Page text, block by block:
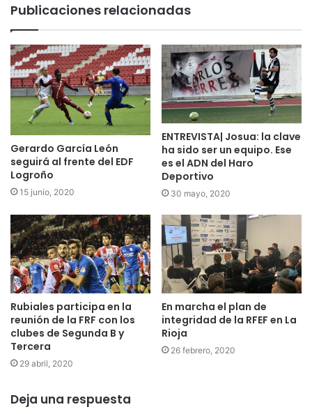
Publicaciones relacionadas
Gerardo García León
seguirá al frente del EDF
Logroño
15 junio, 2020
ENTREVISTA| Josua: la clave
ha sido ser un equipo. Ese
es el ADN del Haro
Deportivo
30 mayo, 2020
Rubiales participa en la
reunión de la FRF con los
clubes de Segunda B y
Tercera
29 abril, 2020
En marcha el plan de
integridad de la RFEF en La
Rioja
26 febrero, 2020
Deja una respuesta